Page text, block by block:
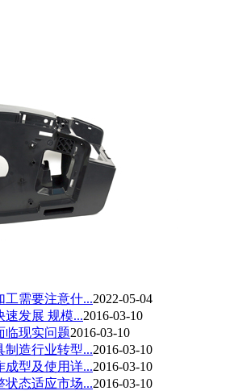
工需要注意什...2022-05-04
速发展 规模...2016-03-10
临现实问题2016-03-10
制造行业转型...2016-03-10
成型及使用详...2016-03-10
状态适应市场...2016-03-10